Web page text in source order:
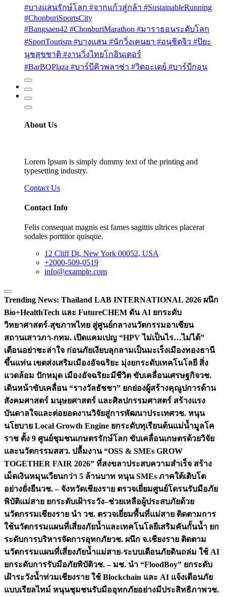
#บางแสนรักษ์โลก #จากแก้วสู่กล้า #SustainableRunning
#ChonburiSportsCity
#Bangsaen42 #ChonburiMarathon #มาราธอนระดับโลก
#SportTourism #บางแสน #นักวิ่งเคนยา #อนุชิตจิว #ปิยะ
นุชสุขชาติ #งานวิ่งไทยโกอินเตอร์
#BarBQPlaza #บาร์บีคิวพลาซ่า #วิตอะเดย์ #บาร์บีกอน
About Us
Lorem Ipsum is simply dummy text of the printing and
typesetting industry.
Contact Us
Contact Info
Felis consequat magnis est fames sagittis ultrices placerat
sodales porttitor quisque.
12 Cliff Dt, New York 00052, USA
+2000-509-0519
info@example.com
Trending News: Thailand LAB INTERNATIONAL 2026 ผนึก
Bio+HealthTech และ FutureCHEM ดัน AI ยกระดับ
วิทยาศาสตร์-สุขภาพไทย สู่ศูนย์กลางนวัตกรรมอาเซียน
สถานเสาวภา-กทม. เปิดแคมเปญ “HPV ไม่เป็นไร…ไม่ได้”
เตือนอย่าชะล่าใจ ก่อนภัยเงียบลุกลามเป็นมะเร็งเมืองทองธานี
ขึ้นแท่น เขตส่งเสริมเมืองอัจฉริยะ มุ่งยกระดับเทคโนโลยี สิ่ง
แวดล้อม ปักหมุด เมืองอัจฉริยะมีชีวิต ขับเคลื่อนเศรษฐกิจวช.
เดินหน้าขับเคลื่อน “รางวัลธัชชา” ยกย่องผู้สร้างคุณูปการด้าน
สังคมศาสตร์ มนุษยศาสตร์ และศิลปกรรมศาสตร์ สร้างแรง
บันดาลใจและต่อยอดงานวิจัยสู่การพัฒนาประเทศวช. หนุน
นโยบาย Local Growth Engine ยกระดับทุเรียนต้นแม่น้ำมูลโค
ราช ตั้ง 9 ศูนย์ชุมชนเกษตรรักษ์โลก ขับเคลื่อนเกษตรด้วยวิจัย
และนวัตกรรมสสว. ปลื้มงาน “OSS & SMEs GROW
TOGETHER FAIR 2026” ที่สงขลาประสบความสำเร็จ สร้าง
เม็ดเงินหมุนเวียนกว่า 5 ล้านบาท หนุน SMEs ภาคใต้เติบโต
อย่างยั่งยืนวช. – จังหวัดเชียงราย ตรวจเยี่ยมศูนย์โดรนรับมือภัย
พิบัติแม่สาย ยกระดับเฝ้าระวัง–ช่วยเหลือผู้ประสบภัยด้วย
นวัตกรรมเชียงราย นำ วช. ตรวจเยี่ยมพื้นที่แม่สาย ติดตามการ
ใช้นวัตกรรมแผนที่เสี่ยงภัยน้ำและเทคโนโลยีเสริมคันกั้นน้ำ ยก
ระดับการบริหารจัดการอุทกภัยวช. ผนึก จ.เชียงราย ติดตาม
นวัตกรรมแผนที่เสี่ยงภัยน้ำแม่สาย-ระบบเตือนภัยดินถล่ม ใช้ AI
ยกระดับการรับมือภัยพิบัติวช. – มช. นำ “FloodBoy” ยกระดับ
เฝ้าระวังน้ำท่วมเชียงราย ใช้ Blockchain และ AI แจ้งเตือนภัย
แบบเรียลไทม์ หนุนชุมชนรับมืออุทกภัยอย่างมีประสิทธิภาพวช.